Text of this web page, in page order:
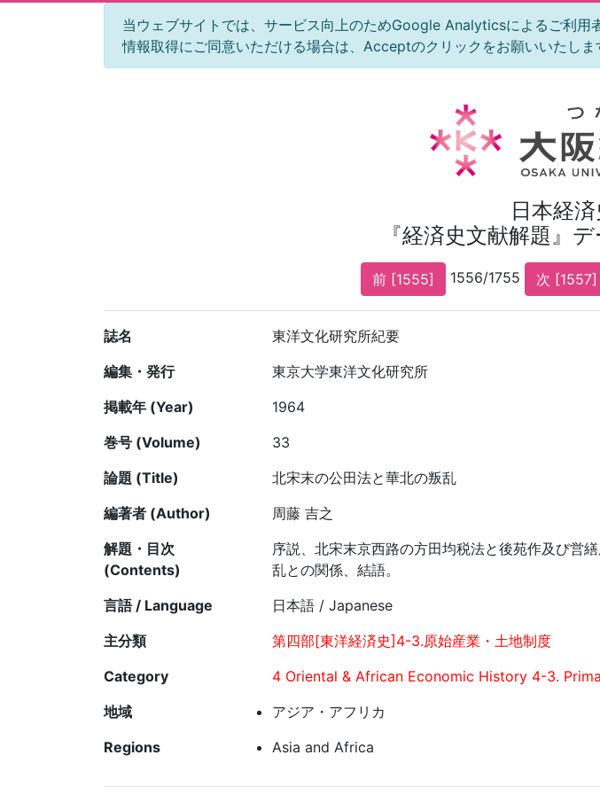
当ウェブサイトでは、サービス向上のためGoogle Analyticsによるご利用
情報取得にご同意いただける場合は、Acceptのクリックをお願いいたしま
日本経
『経済史文献解題』
前 [1555] 1556/1755 次 [1557]
誌名
東洋文化研究所紀要
編集・発行
東京大学東洋文化研究所
掲載年 (Year)
1964
巻号 (Volume)
33
論題 (Title)
北宋末の公田法と華北の叛乱
編著者 (Author)
周藤 吉之
解題・目次
(Contents)
序説、北宋末京西路の方田均税法と後苑作及び営
乱との関係、結語。
言語 / Language
日本語 / Japanese
主分類
第四部[東洋経済史]4-3.原始産業・土地制度
Category
4 Oriental & African Economic History 4-3.
地域
アジア・アフリカ
Regions
Asia and Africa